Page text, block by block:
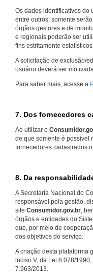
Os dados identificativos do
entre outros, somente
órgãos gestores e de
e regionais poderão ser
fins estritamente estatísticos.
A solicitação de exclusão/
usuário deverá ser
Para saber mais, acesse a
7. Dos fornecedores
Ao utilizar o
de que somente é possível
fornecedores cadastrados
8. Da
A Secretaria Nacional do
responsável pela gestão,
site Consumidor.gov.br,
órgãos e entidades do
que, por meio de
dos objetivos do serviço.
A criação desta plataforma
inciso V, da Lei 8.078/1990,
7.963/2013.